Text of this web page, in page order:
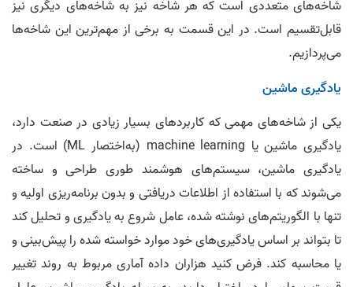
شاخه‌های متعددی است که هر شاخه نیز به شاخه‌های دیگری نیز
قابل‌تقسیم است. در این قسمت به برخی از مهم‌ترین این شاخه‌ها
می‌پردازیم.
یادگیری ماشین
یکی از شاخه‌های مهمی که کاربردهای بسیار زیادی در صنعت دارد،
یادگیری ماشین یا machine learning (به‌اختصار ML) است. در
یادگیری ماشین، سیستم‌های هوشمند طوری طراحی و ساخته
می‌شوند که با استفاده از اطلاعات دریافتی و بدون برنامه‌ریزی اولیه و
تنها با الگوریتم‌های نوشته شده، عامل شروع به یادگیری و تحلیل کند
تا بتواند بر اساس یادگیری‌های خود موارد خواسته شده را پیش‌بینی و
یا محاسبه کند. فرض کنید هزاران داده آماری مربوط به روند تغییر